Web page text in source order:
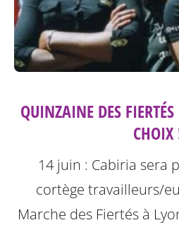
QUINZAINE DES
CHOIX
14 juin : Cabiria sera
cortège travailleurs/
Marche des Fiertés à